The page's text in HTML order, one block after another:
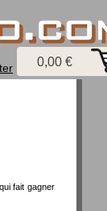
0,00 €
fait gagner